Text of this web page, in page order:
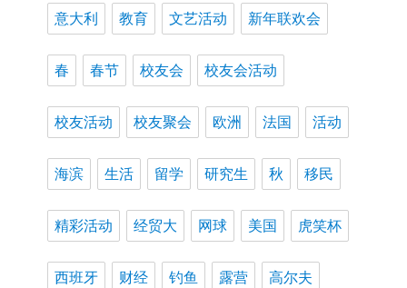
意大利 教育 文艺活动 新年联欢会
春 春节 校友会 校友会活动
校友活动 校友聚会 欧洲 法国 活动
海滨 生活 留学 研究生 秋 移民
精彩活动 经贸大 网球 美国 虎笑杯
西班牙 财经 钓鱼 露营 高尔夫